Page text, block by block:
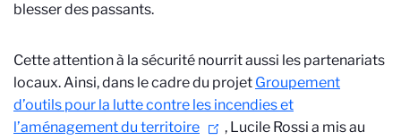
blesser des passants.
Cette attention à la sécurité nourrit aussi les partenariats
locaux. Ainsi, dans le cadre du projet Groupement
d’outils pour la lutte contre les incendies et
l’aménagement du territoire
, Lucile Rossi a mis au